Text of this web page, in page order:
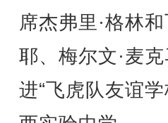
席杰弗里·格林
耶、梅尔文·麦
进“飞虎队友谊